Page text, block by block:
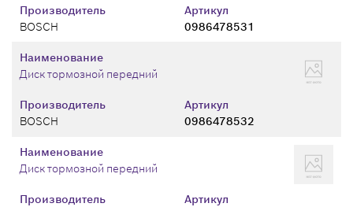
Производитель
BOSCH
Артикул
0986478531
Производитель
BOSCH
Артикул
0986478532
Наименование
Диск тормозной передний
Производитель
Артикул
Наименование
Диск тормозной передний